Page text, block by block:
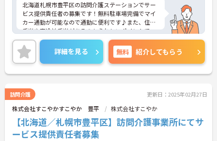
北海道札幌市豊平区の訪問介護ステーションでサー
ビス提供責任者の募集です！無料駐車場完備でマイ
カー通勤が可能なので通勤に便利です♪また、住宅
手当や寒冷地手当があるのもうれしいポイントで
す！ご興味のある方はご面接のポイントお伝えしま
すのでご気軽にお問い合わせください。
詳細を見る 無料 紹介してもらう
訪問介護 更新日：2025年02月27日
株式会社すこやかすこやか 豊平 株式会社すこやか
【北海道／札幌市豊平区】訪問介護事業所にてサ
ービス提供責任者募集